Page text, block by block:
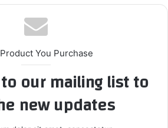
You Purchase
our mailing list to
new updates!